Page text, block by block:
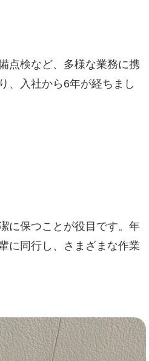
点検など、多様な業務に携
、入社から6年が経ちまし
に保つことが役目です。年
に同行し、さまざまな作業